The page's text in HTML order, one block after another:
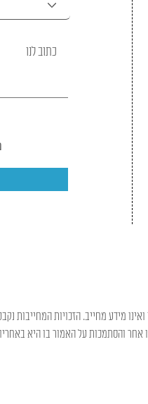
מידע מחייב. הזכויות המחייבות
והסתמכות על האמור בו היא